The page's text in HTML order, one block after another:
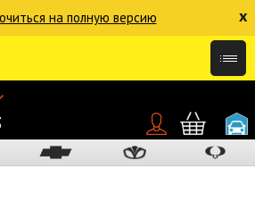
x
на полную версию